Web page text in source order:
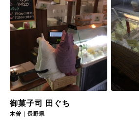
御菓子司 田ぐち
木曽｜長野県